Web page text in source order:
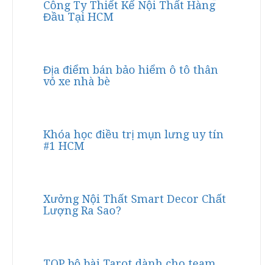
Công Ty Thiết Kế Nội Thất Hàng
Đầu Tại HCM
Địa điểm bán bảo hiểm ô tô thân
vỏ xe nhà bè
Khóa học điều trị mụn lưng uy tín
#1 HCM
Xưởng Nội Thất Smart Decor Chất
Lượng Ra Sao?